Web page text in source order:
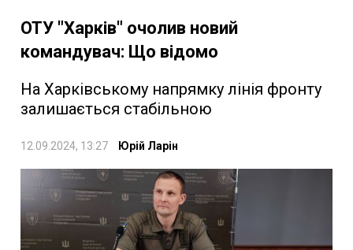
ОТУ "Харків" очолив новий
командувач: Що відомо
На Харківському напрямку лінія фронту
залишається стабільною
12.09.2024, 13:27 Юрій Ларін